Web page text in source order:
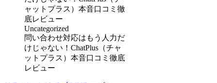
Uncategorized
問い合わせ対応はもう人力だ
けじゃない！ChatPlus（チャ
ットプラス）本音口コミ徹底
レビュー